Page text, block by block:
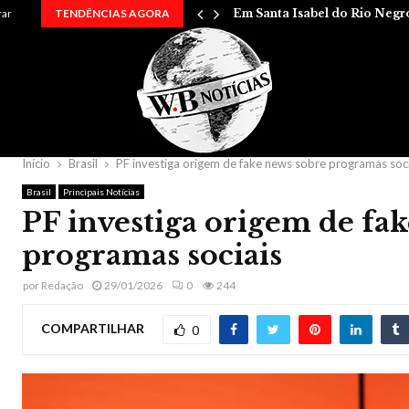
TENDÊNCIAS AGORA Em Santa Isabel do Rio
Início Brasil PF investiga origem de fake news sobre programas
Brasil Principais Notícias
PF investiga origem de
programas sociais
por Redação 29/01/2026 0 244
COMPARTILHAR 0